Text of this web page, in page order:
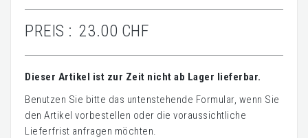
PREIS : 23.00 CHF
Dieser Artikel ist zur Zeit nicht ab Lager lieferbar.
Benutzen Sie bitte das untenstehende Formular, wenn Sie
den Artikel vorbestellen oder die voraussichtliche
Lieferfrist anfragen möchten.